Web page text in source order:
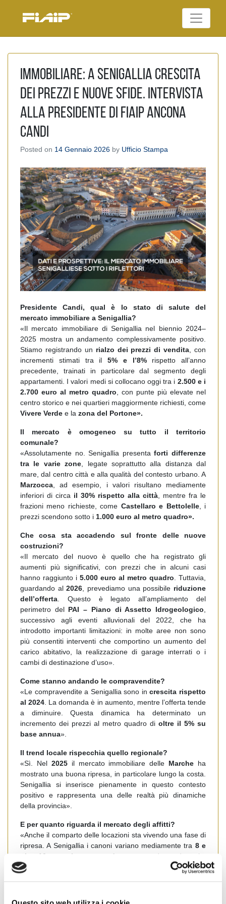
Federazione Italiana
Immobiliare: a Senigallia crescita
dei prezzi e nuove sfide. Intervista
alla Presidente di FIAIP Ancona
Candi
Posted on 14 Gennaio 2026 by Ufficio Stampa
Presidente Candi, qual è lo stato di salute del
mercato immobiliare a Senigallia?
«Il mercato immobiliare di Senigallia nel biennio 2024–
2025 mostra un andamento complessivamente positivo.
Stiamo registrando un rialzo dei prezzi di vendita , con
incrementi stimati tra il 5% e l’8%rispetto all’anno
precedente, trainati in particolare dal segmento degli
appartamenti. I valori medi si collocano oggi tra i 2.500 e i
2.700 euro al metro quadro , con punte più elevate nel
centro storico e nei quartieri maggiormente richiesti, come
Vivere Verde e la zona del Portone».
Il mercato è omogeneo su tutto il territorio
comunale?
«Assolutamente no. Senigallia presentaforti differenze
tra le varie zone , legate soprattutto alla distanza dal
mare, dal centro città e alla qualità del contesto urbano. A
Marzocca , ad esempio, i valori risultano mediamente
inferiori di circa il 30% rispetto alla città , mentre fra le
frazioni meno richieste, come Castellaro e Bettolelle, i
prezzi scendono sotto i 1.000 euro al metro quadro».
Che cosa sta accadendo sul fronte delle nuove
costruzioni?
«Il mercato del nuovo è quello che ha registrato gli
aumenti più significativi, con prezzi che in alcuni casi
hanno raggiunto i 5.000 euro al metro quadro . Tuttavia,
guardando al2026 , prevediamo una possibile riduzione
dell’offerta . Questo è legato all’ampliamento del
perimetro del PAI – Piano di Assetto Idrogeologico
successivo agli eventi alluvionali del 2022, che ha
introdotto importanti limitazioni: in molte aree non sono
più consentiti interventi che comportino un aumento del
carico abitativo, la realizzazione di garage interrati o i
cambi di destinazione d’uso».
Come stanno andando le compravendite?
«Le compravendite a Senigallia sono increscita rispetto
al 2024 . La domanda è in aumento, mentre l’offerta tende
a diminuire. Questa dinamica ha determinato un
incremento dei prezzi al metro quadro di oltre il 5% su
base annua».
Il trend locale rispecchia quello regionale?
«Sì. Nel 2025il mercato immobiliare delle Marche ha
mostrato una buona ripresa, in particolare lungo la costa.
Senigallia si inserisce pienamente in questo contesto
positivo e rappresenta una delle realtà più dinamiche
della provincia».
E per quanto riguarda il mercato degli affitti?
«Anche il comparto delle locazioni sta vivendo una fase di
ripresa. A Senigallia i canoni variano mediamente tra 8 e
oltre 10 euro al metro quadro
, con una domanda molto
elevata e un’offerta insufficiente. Possiamo dire che
Sassoferrato
i valori scendono a poco più di